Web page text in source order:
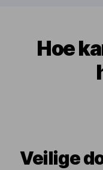
Hoe
Veilige